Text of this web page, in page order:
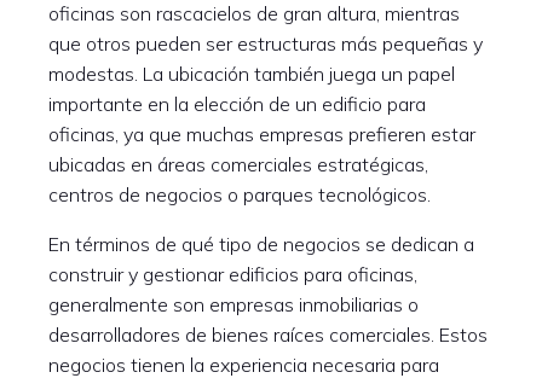
oficinas son rascacielos de gran altura, mientras
que otros pueden ser estructuras más pequeñas y
modestas. La ubicación también juega un papel
importante en la elección de un edificio para
oficinas, ya que muchas empresas prefieren estar
ubicadas en áreas comerciales estratégicas,
centros de negocios o parques tecnológicos.
En términos de qué tipo de negocios se dedican a
construir y gestionar edificios para oficinas,
generalmente son empresas inmobiliarias o
desarrolladores de bienes raíces comerciales. Estos
negocios tienen la experiencia necesaria para